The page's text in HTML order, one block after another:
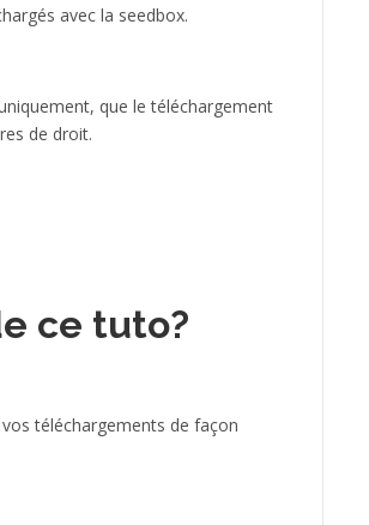
avec la seedbox.
que le téléchargement
de droit.
ce tuto?
téléchargements de façon